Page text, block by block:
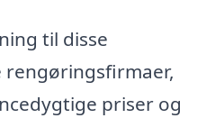
til disse
priser og